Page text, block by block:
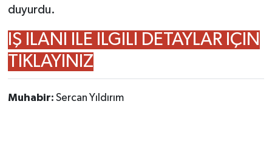
duyurdu.
İŞ İLANI İLE İLGİLİ DETAYLAR İÇİN
TIKLAYINIZ
Muhabir: Sercan Yıldırım
Kültür - Sanat
MAGAZİN